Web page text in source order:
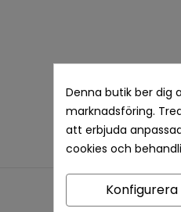
Denna butik ber dig
marknadsföring.
att erbjuda
cookies och
Konfigurera